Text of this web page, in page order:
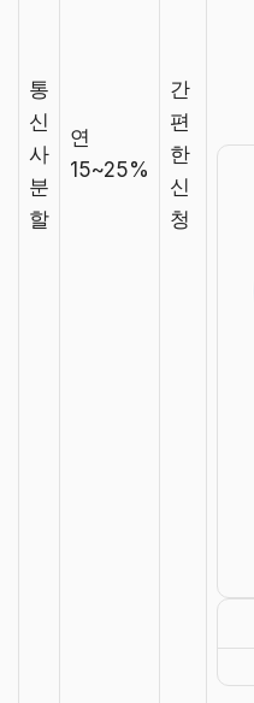
통
신
사
분
할
연
15~25%
간
편
한
신
청